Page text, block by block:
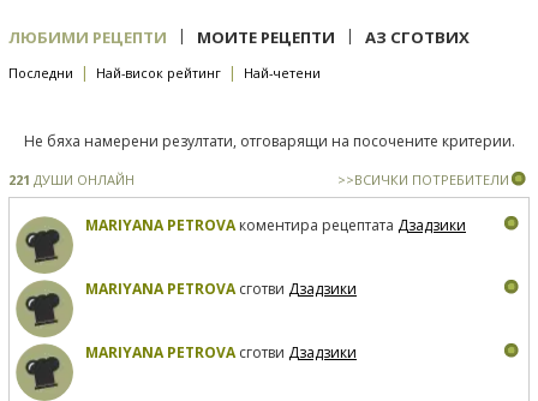
ЛЮБИМИ РЕЦЕПТИ | МОИТЕ РЕЦЕПТИ | АЗ СГОТВИХ
Последни | Най-висок рейтинг | Най-четени
Не бяха намерени резултати, отговарящи на посочените критерии.
221 ДУШИ ОНЛАЙН >>ВСИЧКИ ПОТРЕБИТЕЛИ
MARIYANA PETROVAкоментира рецептата Дзадзики
MARIYANA PETROVAсготви Дзадзики
MARIYANA PETROVAсготви Дзадзики